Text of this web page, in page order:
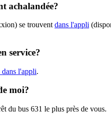
achalandée?
se trouvent dans l'appli
service?
dans l'appli.
moi?
du bus 631 le plus près de vous.